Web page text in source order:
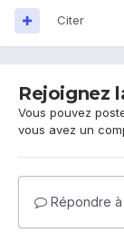
Citer
Rejoignez
Vous pouvez
vous avez un
Répondre